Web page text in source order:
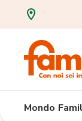
Mondo